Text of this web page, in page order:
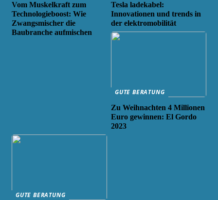
Vom Muskelkraft zum
Technologieboost: Wie
Zwangsmischer die
Baubranche aufmischen
Tesla ladekabel:
Innovationen und trends in
der elektromobilität
GUTE BERATUNG
Zu Weihnachten 4 Millionen
Euro gewinnen: El Gordo
2023
GUTE BERATUNG